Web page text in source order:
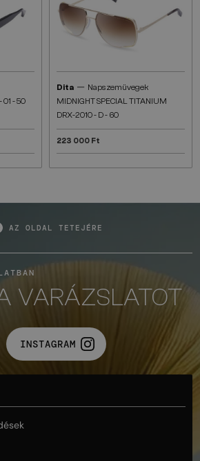
01 - 50
Dita — Napszemüvegek
MIDNIGHT SPECIAL TITANIUM
DRX-2010 - D - 60
223 000 Ft
AZ OLDAL TETEJÉRE
VARÁZSLATOT
INSTAGRAM